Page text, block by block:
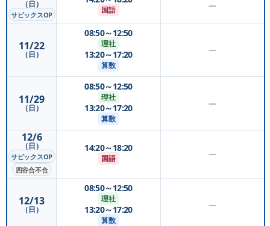
（日）
サピックスOP 国語 —
11/22
（日）
08:50～12:50
理社
13:20～17:20
算数
—
11/29
（日）
08:50～12:50
理社
13:20～17:20
算数
—
12/6
（日）
サピックスOP
四谷合不合
14:20～18:20
国語 —
12/13
（日）
08:50～12:50
理社
13:20～17:20
算数
—